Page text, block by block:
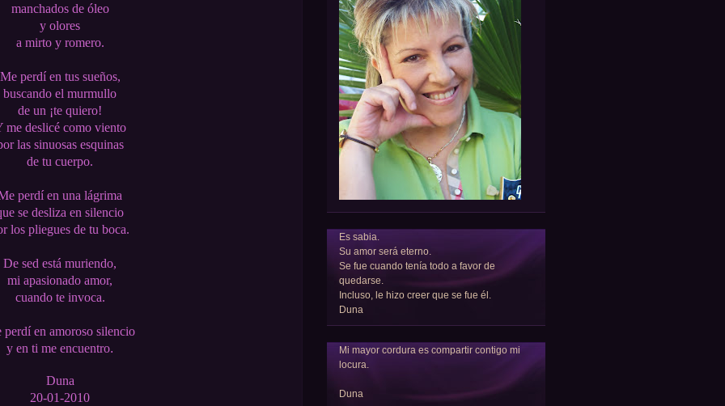
manchados de óleo
y olores
a mirto y romero.
Me perdí en tus sueños,
buscando el murmullo
de un ¡te quiero!
me deslicé como viento
las sinuosas esquinas
de tu cuerpo.
perdí en una lágrima
se desliza en silencio
los pliegues de tu boca.
De sed está muriendo,
mi apasionado amor,
cuando te invoca.
perdí en amoroso silencio
y en ti me encuentro.
Duna
20-01-2010
Es sabia.
Su amor será eterno.
Se fue cuando tenía todo a favor de
quedarse.
Incluso, le hizo creer que se fue él.
Duna
Mi mayor cordura es compartir contigo mi
locura.
Duna